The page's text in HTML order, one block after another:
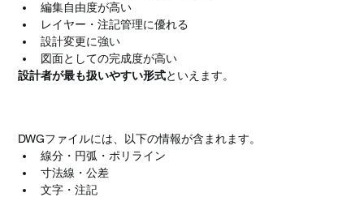
編集自由度が高い
レイヤー・注記管理に優れる
設計変更に強い
図面としての完成度が高い
設計者が最も扱いやすい形式といえます。
DWGファイルには、以下の情報が含まれます。
線分・円弧・ポリライン
寸法線・公差
文字・注記